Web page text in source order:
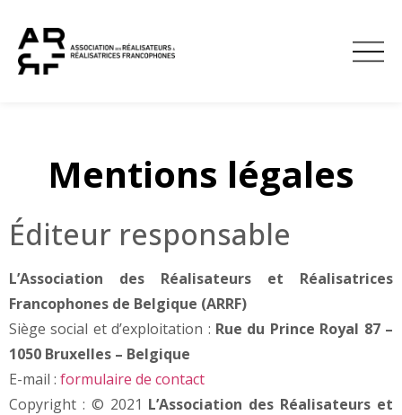
Mentions légales
Éditeur responsable
L’Association des Réalisateurs et Réalisatrices
Francophones de Belgique (ARRF)
Siège social et d’exploitation : Rue du Prince Royal 87 –
1050 Bruxelles – Belgique
E-mail : formulaire de contact
Copyright : © 2021 L’Association des Réalisateurs et